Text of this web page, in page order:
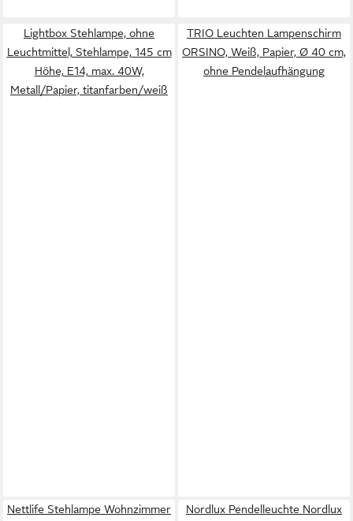
Lightbox Stehlampe, ohne
Leuchtmittel, Stehlampe, 145 cm
Höhe, E14, max. 40W,
Metall/Papier, titanfarben/weiß
TRIO Leuchten Lampenschirm
ORSINO, Weiß, Papier, Ø 40 cm,
ohne Pendelaufhängung
Nettlife Stehlampe Wohnzimmer
Nordlux Pendelleuchte Nordlux